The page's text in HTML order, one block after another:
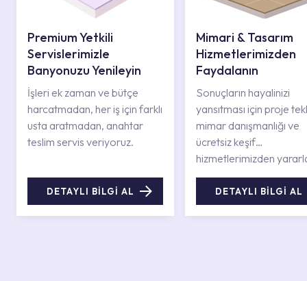
Premium Yetkili
Servislerimizle
Banyonuzu Yenileyin
İşleri ek zaman ve bütçe
harcatmadan, her iş için farklı
usta aratmadan, anahtar
teslim servis veriyoruz.
DETAYLI BİLGİ AL
Mimari & Tasarım
Hizmetlerimizden
Faydalanın
Sonuçların hayalinizi
yansıtması için proje
mimar danışmanlığı ve
ücretsiz keşif
hizmetlerimizden
DETAYLI BİLGİ AL